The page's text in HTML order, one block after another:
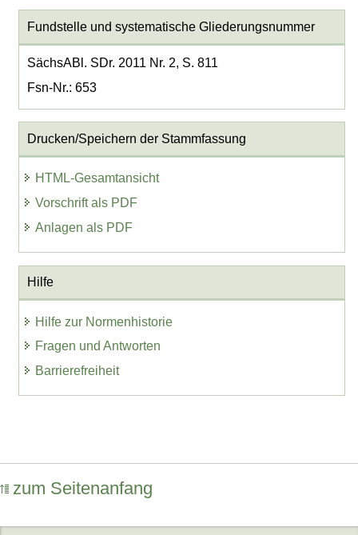
Fundstelle und systematische Gliederungsnummer
SächsABl. SDr. 2011 Nr. 2, S. 811
Fsn-Nr.: 653
Drucken/Speichern der Stammfassung
HTML-Gesamtansicht
Vorschrift als PDF
Anlagen als PDF
Hilfe
Hilfe zur Normenhistorie
Fragen und Antworten
Barrierefreiheit
zum Seitenanfang